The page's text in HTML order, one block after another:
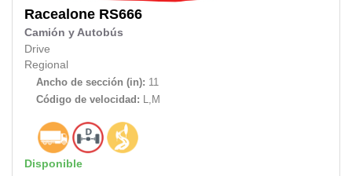
Racealone RS666
Camión y Autobús
Drive
Regional
Ancho de sección (in): 11
Código de velocidad: L,M
Disponible